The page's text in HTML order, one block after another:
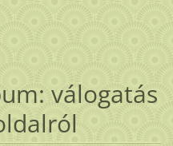
válogatás